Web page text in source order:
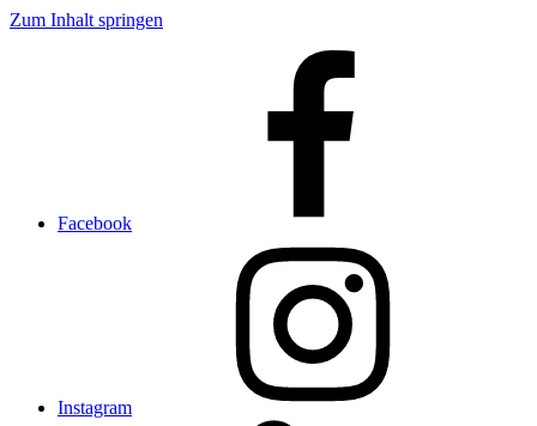
Zum Inhalt springen
Facebook
Instagram